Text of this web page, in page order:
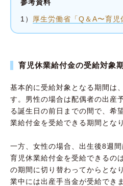
参考資料
1） 厚生労働省「Q＆A〜育児
育児休業給付金の受給対象
基本的に受給対象となる期間は、
す。男性の場合は配偶者の出産
る誕生日の前日までの間で、希
業給付金を受給できる期間とな
一方、女性の場合、出生後8週間
育児休業給付金を受給できるの
の期間に切り替わってからとな
業中には出産手当金が受給できま